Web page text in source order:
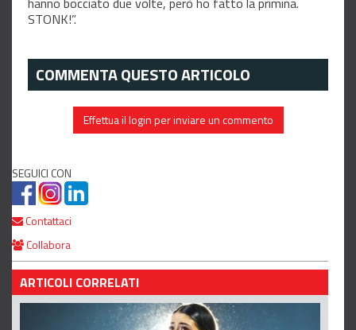
STONK!”.
COMMENTA QUESTO ARTICOLO
Effettua il login per inviare un commento
SEGUICI CON
Contattaci
Collabora
ARTICOLI CORRELATI